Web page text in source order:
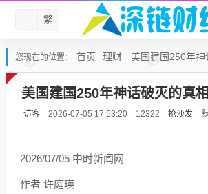
繁
您现在的位置： 首页 理财 美国建国250年
美国建国250年神话破灭的真相
访客 2026-07-05 17:53:20 12322 抢沙发
2026/07/05 中时新闻网
作者 许庭瑛